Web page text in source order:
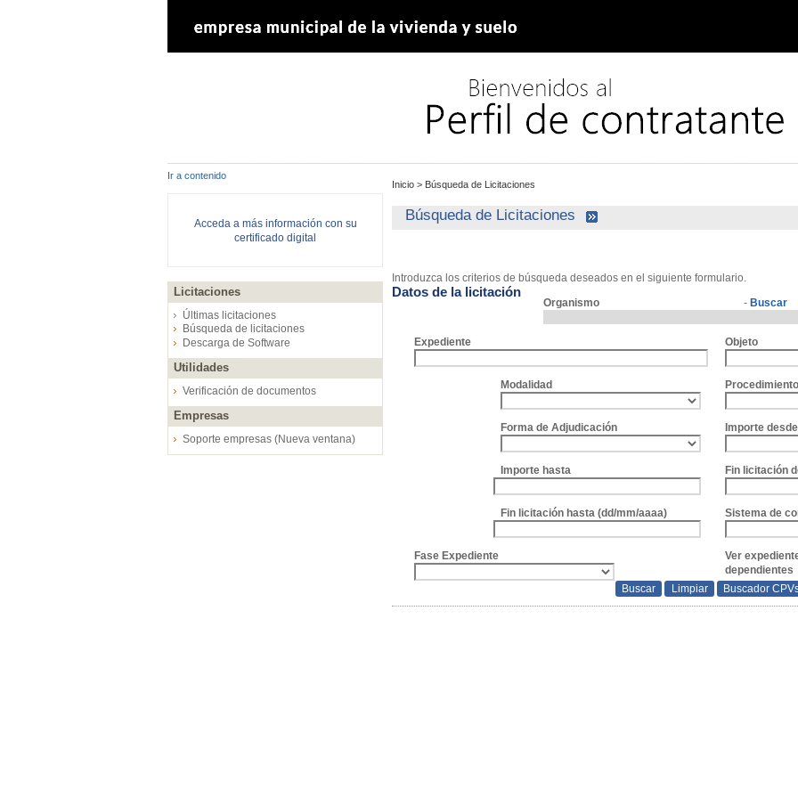
Ir a contenido
Acceda a más información con su
certificado digital
Licitaciones
Últimas licitaciones
Búsqueda de licitaciones
Descarga de Software
Utilidades
Verificación de documentos
Empresas
Soporte empresas (Nueva ventana)
Inicio > Búsqueda de Licitaciones
Búsqueda de Licitaciones
Introduzca los criterios de búsqueda deseados en el siguiente formulario.
Datos de la licitación
Organismo - Buscar
Expediente Objeto
Modalidad
Forma de Adjudicación Importe desde
Importe hasta Fin licitación
Fin licitación hasta (dd/mm/aaaa) Sistema de
Fase Expediente
Ver
dependientes